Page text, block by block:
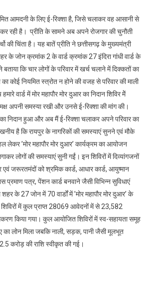
आमदनी के लिए ई-रिक्शा है, जिसे चलाकर वह आसानी से
रही है। प्रीति के सामने अब अपने रोजगार की चुनौती
की चिंता है। यह बातें प्रीति ने छत्तीसगढ़ के मुख्यमंत्री
के जोन क्रमांक 2 के वार्ड क्रमांक 27 इंदिरा गांधी वार्ड के
बताया कि चार लोगों के परिवार में खर्च चलाने में दिक्कतों का
कोई नियमित स्त्रोत न होने की वजह से परिवार की माली
वार्ड में मोर महापौर मोर दुआर का निदान शिविर मेें
अपनी समस्या रखी और उनसे ई-रिक्शा की मांग की।
निदान हुआ और अब मैं ई-रिक्शा चलाकर अपने परिवार का
है कि रायपुर के नागरिकों की समस्याएं सुनने एवं मौके
लेकर ’मोर महापौर मोर दुआर’ कार्यक्रम का आयोजन
लोगों की समस्याएं सुनी गईं। इन शिविरों में दिव्यांगजनों
जरूरतमंदों को श्रमिक कार्ड, आधार कार्ड, आयुष्मान
प्रमाण पत्र, पेंशन कार्ड बनवाने जैसी विभिन्न सुविधाएं
के 27 जोन में 70 वार्डों में ’मोर महापौर मोर दुआर’ के
शिविरों में कुल प्राप्त 28069 आवेदनों में से 23,582
किया गया। कुल आयोजित शिविरों में स्व-सहायता समूह
लोन मिला जबकि नाली, सड़क, पानी जैसी मूलभूत
करोड़ की राशि स्वीकृत की गई।